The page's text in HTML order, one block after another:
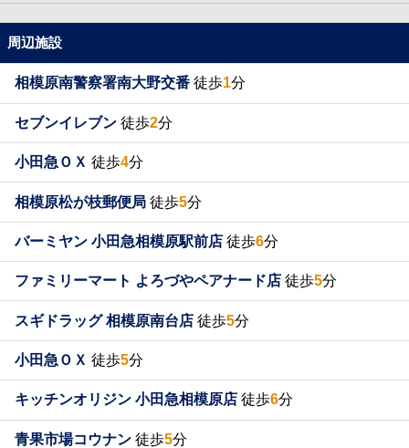
周辺施設
相模原南警察署南大野交番 徒歩1分
セブンイレブン 徒歩2分
小田急ＯＸ 徒歩4分
相模原松が枝郵便局 徒歩5分
バーミヤン 小田急相模原駅前店 徒歩6分
ファミリーマート よろづやペアナード店 徒歩5分
スギドラッグ 相模原南台店 徒歩5分
小田急ＯＸ 徒歩5分
キッチンオリジン 小田急相模原店 徒歩6分
青果市場コウナン 徒歩5分